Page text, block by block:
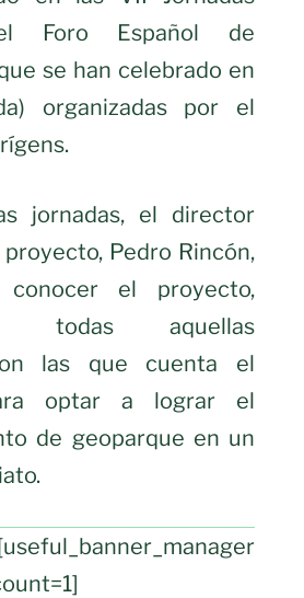
Foro Español de
se han celebrado en
organizadas por el
jornadas, el director
Pedro Rincón,
el proyecto,
todas aquellas
las que cuenta el
optar a lograr el
de geoparque en un